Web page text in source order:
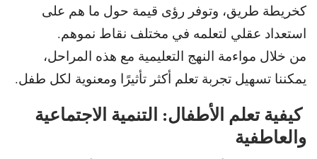
كخريطة طريق، وتوفر رؤى قيمة حول ما هم على
استعداد عقلي لتعلمه في مختلف نقاط نموهم.
من خلال مواءمة النهج التعليمية مع هذه المراحل،
يمكننا تسهيل تجربة تعلم أكثر تأثيرًا ومعنوية لكل طفل.
كيفية تعلم الأطفال: التنمية الاجتماعية
والعاطفية